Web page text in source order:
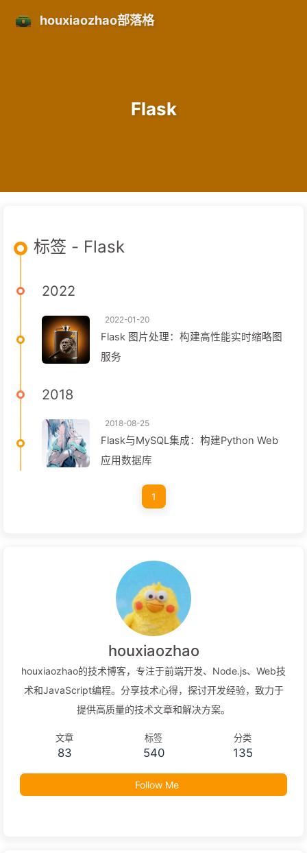
houxiaozhao部落格
Flask
标签 - Flask
2022
2022-01-20
Flask 图片处理：构建高性能实时缩略图
服务
2018
2018-08-25
Flask与MySQL集成：构建Python Web
应用数据库
1
houxiaozhao
houxiaozhao的技术博客，专注于前端开发、Node.js、Web技
术和JavaScript编程。分享技术心得，探讨开发经验，致力于
提供高质量的技术文章和解决方案。
文章
83
标签
540
分类
135
Follow Me